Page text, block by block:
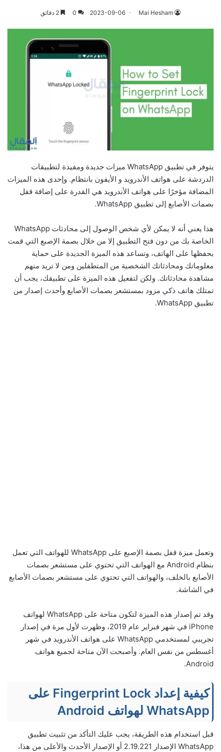
Mai Hesham
2023-09-06
0
يتوفر في تطبيق WhatsApp ميزات جديدة ومفيدة لتطبيقات
الدردشة على هواتف الأندرويد و الأيفون بانتظام. وإحدى هذه الميزات
المضافة مؤخرًا على هواتف الأندرويد هي القدرة على إضافة قفل
بصمات الأصابع إلى تطبيق WhatsApp.
هذا يعني أنه لا يمكن لأي شخص الوصول إلى محادثات WhatsApp
الخاصة بك من دون فتح التطبيق إلا من خلال بصمة الإصبع التي قمت
بحفظها على الهاتف، وتساعد هذه الميزة الجديدة على حماية
معلوماتك ومحادثاتك الشخصية من المتطفلين ومن لا تريد منهم
مشاهدة محادثاتك. ولكن لتفعيل هذه الميزة على تطبيقك، يجب أن
تمتلك هاتف ذكي مزود بمستشعر بصمات الأصابع وأحدث إصدار من
تطبيق WhatsApp.
وتعمل ميزة قفل بصمة الإصبع على WhatsApp للهواتف التي تعمل
بنظام Android مع الهواتف التي تحتوي على مستشعر بصمات
الأصابع بالخلف، والهواتف التي تحتوي على مستشعر بصمات الأصابع
في الشاشة.
وقد تم إصدار هذه الميزة لتكون متاحة على WhatsApp لهواتف
iPhone في شهر فبراير عام 2019، وظهرت لأول مرة في إصدار
تجريبي لمستخدمي WhatsApp على هواتف الأندرويد في شهر
أغسطس من نفس العام. وأصبحت الآن متاحة لجميع هواتف
Android.
كيفية إعداد Fingerprint Lock على
WhatsApp لهواتف Android
قبل استخدام هذه الطريقة، يجب عليك التأكد من تثبيت تطبيق
WhatsApp الإصدار 2.19.221 أو الإصدار الأحدث والأعلى من هذا،